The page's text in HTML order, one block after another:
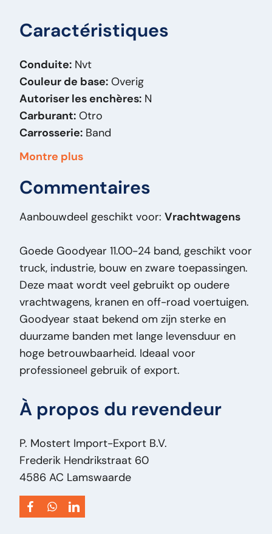
Caractéristiques
Conduite: Nvt
Couleur de base: Overig
Autoriser les enchères: N
Carburant: Otro
Carrosserie: Band
Masse (kg):
Marque:Goodyear
Modèle original:11.00-24
État général:Bon
État technique:Bon
Titre: Goodyear 11.00-24 Goodyear 11.00-24
Band – Truck / Industrie Band – Heavy Duty
PM2617
Ajout:Goodyear 11.00-24 Band – Truck /
Industrie Band – Heavy Duty
Type:11.00-24
Puissance du moteur ch:0
Montre plus
Commentaires
Aanbouwdeel geschikt voor: Vrachtwagens
Goede Goodyear 11.00-24 band, geschikt voor
truck, industrie, bouw en zware toepassingen.
Deze maat wordt veel gebruikt op oudere
vrachtwagens, kranen en off-road voertuigen.
Goodyear staat bekend om zijn sterke en
duurzame banden met lange levensduur en
hoge betrouwbaarheid. Ideaal voor
professioneel gebruik of export.
À propos du revendeur
P. Mostert Import-Export B.V.
Frederik Hendrikstraat 60
4586 AC Lamswaarde